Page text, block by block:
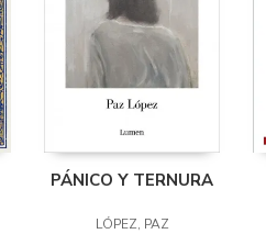
PÁNICO Y TERNURA
LÓPEZ, PAZ